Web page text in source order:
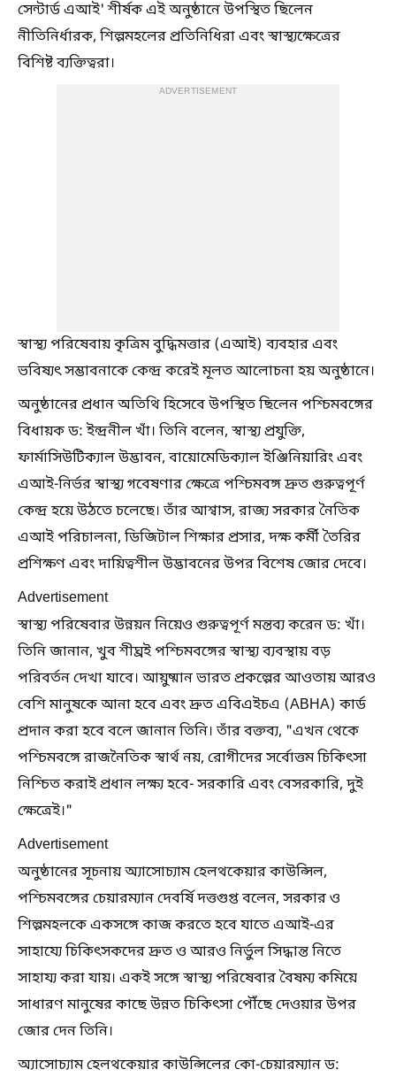
সেন্টার্ড এআই' শীর্ষক এই অনুষ্ঠানে উপস্থিত ছিলেন
নীতিনির্ধারক, শিল্পমহলের প্রতিনিধিরা এবং স্বাস্থ্যক্ষেত্রের
বিশিষ্ট ব্যক্তিত্বরা।
ADVERTISEMENT
স্বাস্থ্য পরিষেবায় কৃত্রিম বুদ্ধিমত্তার (এআই) ব্যবহার এবং
ভবিষ্যৎ সম্ভাবনাকে কেন্দ্র করেই মূলত আলোচনা হয় অনুষ্ঠানে।
অনুষ্ঠানের প্রধান অতিথি হিসেবে উপস্থিত ছিলেন পশ্চিমবঙ্গের
বিধায়ক ড: ইন্দ্রনীল খাঁ। তিনি বলেন, স্বাস্থ্য প্রযুক্তি,
ফার্মাসিউটিক্যাল উদ্ভাবন, বায়োমেডিক্যাল ইঞ্জিনিয়ারিং এবং
এআই-নির্ভর স্বাস্থ্য গবেষণার ক্ষেত্রে পশ্চিমবঙ্গ দ্রুত গুরুত্বপূর্ণ
কেন্দ্র হয়ে উঠতে চলেছে। তাঁর আশ্বাস, রাজ্য সরকার নৈতিক
এআই পরিচালনা, ডিজিটাল শিক্ষার প্রসার, দক্ষ কর্মী তৈরির
প্রশিক্ষণ এবং দায়িত্বশীল উদ্ভাবনের উপর বিশেষ জোর দেবে।
Advertisement
স্বাস্থ্য পরিষেবার উন্নয়ন নিয়েও গুরুত্বপূর্ণ মন্তব্য করেন ড: খাঁ।
তিনি জানান, খুব শীঘ্রই পশ্চিমবঙ্গের স্বাস্থ্য ব্যবস্থায় বড়
পরিবর্তন দেখা যাবে। আয়ুষ্মান ভারত প্রকল্পের আওতায় আরও
বেশি মানুষকে আনা হবে এবং দ্রুত এবিএইচএ (ABHA) কার্ড
প্রদান করা হবে বলে জানান তিনি। তাঁর বক্তব্য, "এখন থেকে
পশ্চিমবঙ্গে রাজনৈতিক স্বার্থ নয়, রোগীদের সর্বোত্তম চিকিৎসা
নিশ্চিত করাই প্রধান লক্ষ্য হবে- সরকারি এবং বেসরকারি, দুই
ক্ষেত্রেই।"
Advertisement
অনুষ্ঠানের সূচনায় অ্যাসোচ্যাম হেলথকেয়ার কাউন্সিল,
পশ্চিমবঙ্গের চেয়ারম্যান দেবর্ষি দত্তগুপ্ত বলেন, সরকার ও
শিল্পমহলকে একসঙ্গে কাজ করতে হবে যাতে এআই-এর
সাহায্যে চিকিৎসকদের দ্রুত ও আরও নির্ভুল সিদ্ধান্ত নিতে
সাহায্য করা যায়। একই সঙ্গে স্বাস্থ্য পরিষেবার বৈষম্য কমিয়ে
সাধারণ মানুষের কাছে উন্নত চিকিৎসা পৌঁছে দেওয়ার উপর
জোর দেন তিনি।
অ্যাসোচ্যাম হেলথকেয়ার কাউন্সিলের কো-চেয়ারম্যান ড: